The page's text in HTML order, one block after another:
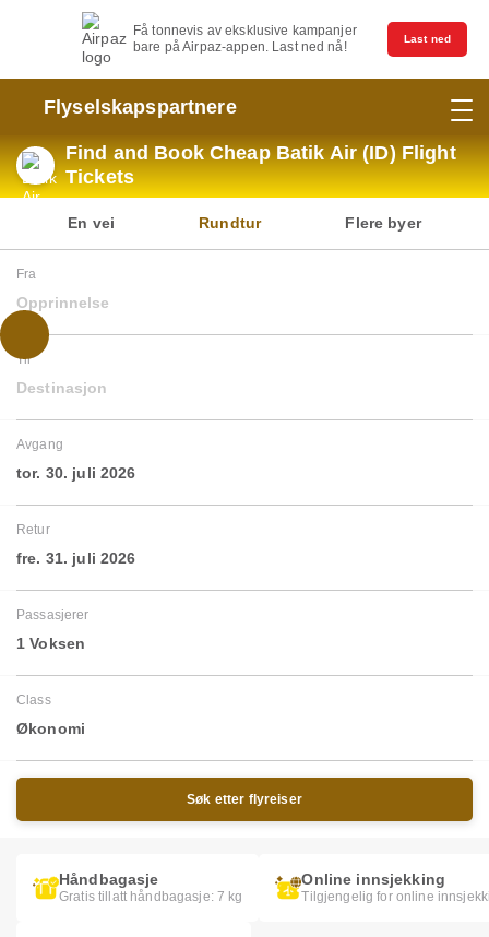
Få tonnevis av eksklusive kampanjer
bare på Airpaz-appen. Last ned nå!
Last ned
Flyselskapspartnere
Find and Book Cheap Batik Air (ID) Flight
Tickets
En vei Rundtur Flere byer
Fra
Opprinnelse
Til
Destinasjon
Avgang
tor. 30. juli 2026
Retur
fre. 31. juli 2026
Passasjerer
1 Voksen
Class
Økonomi
Søk etter flyreiser
Håndbagasje
Gratis tillatt håndbagasje: 7 kg
Online innsjekking
Tilgjengelig for online